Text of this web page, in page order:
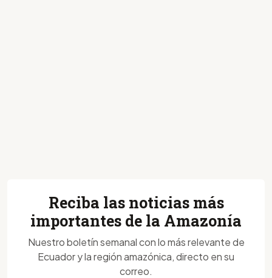
Reciba las noticias más
importantes de la Amazonía
Nuestro boletín semanal con lo más relevante de
Ecuador y la región amazónica, directo en su
correo.